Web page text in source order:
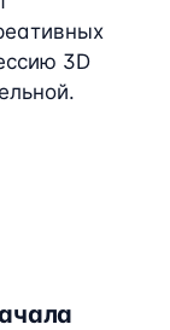
3D